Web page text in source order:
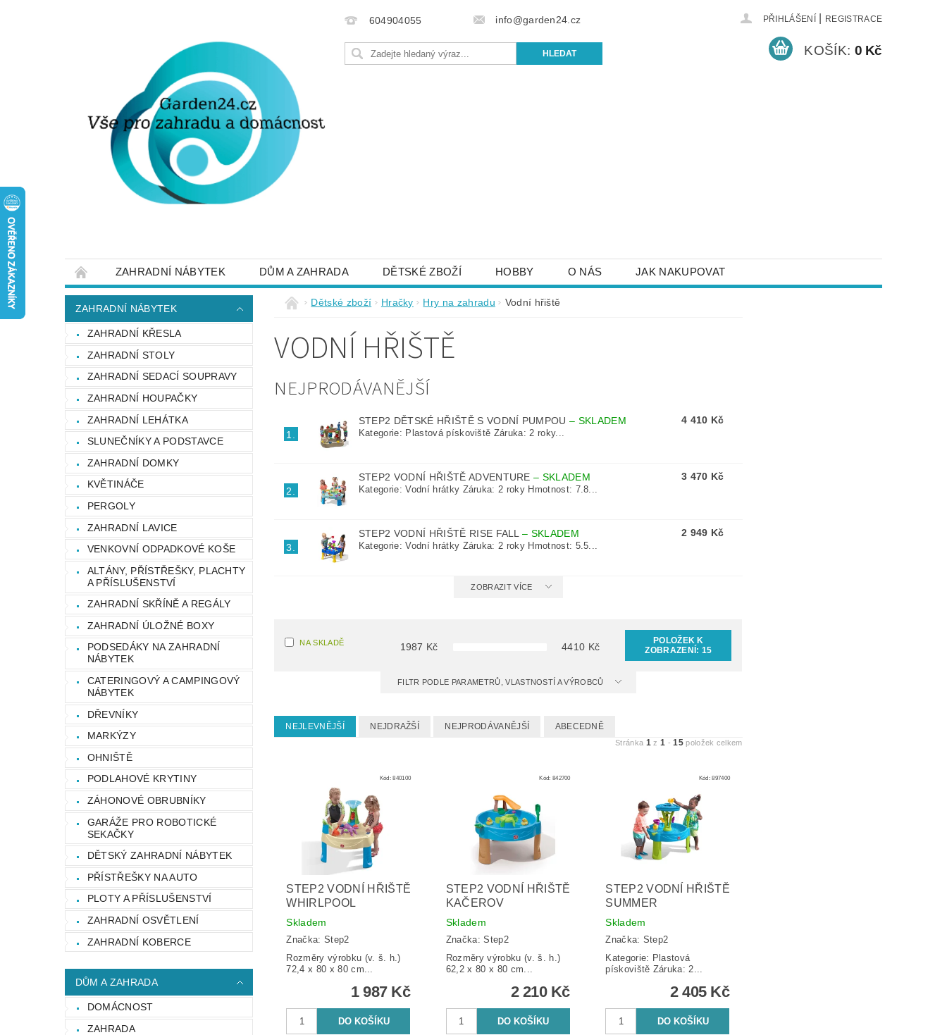
604904055 info@garden24.cz PŘIHLÁŠENÍ REGISTRACE
KOŠÍK: 0 Kč
ZAHRADNÍ NÁBYTEK DŮM A ZAHRADA DĚTSKÉ ZBOŽÍ HOBBY O NÁS JAK NAKUPOVAT
STRUČNĚ O DOPRAVĚ A PLATBĚ NAPIŠTE NÁM OBCHODNÍ PODMÍNKY KONTAKTY
OCHRANA OSOBNÍCH ÚDAJŮ
ZAHRADNÍ NÁBYTEK
ZAHRADNÍ KŘESLA
ZAHRADNÍ STOLY
ZAHRADNÍ SEDACÍ SOUPRAVY
ZAHRADNÍ HOUPAČKY
ZAHRADNÍ LEHÁTKA
SLUNEČNÍKY A PODSTAVCE
ZAHRADNÍ DOMKY
KVĚTINÁČE
PERGOLY
ZAHRADNÍ LAVICE
VENKOVNÍ ODPADKOVÉ KOŠE
ALTÁNY, PŘÍSTŘEŠKY, PLACHTY
A PŘÍSLUŠENSTVÍ
ZAHRADNÍ SKŘÍNĚ A REGÁLY
ZAHRADNÍ ÚLOŽNÉ BOXY
PODSEDÁKY NA ZAHRADNÍ
NÁBYTEK
CATERINGOVÝ A CAMPINGOVÝ
NÁBYTEK
DŘEVNÍKY
MARKÝZY
OHNIŠTĚ
PODLAHOVÉ KRYTINY
ZÁHONOVÉ OBRUBNÍKY
GARÁŽE PRO ROBOTICKÉ
SEKAČKY
DĚTSKÝ ZAHRADNÍ NÁBYTEK
PŘÍSTŘEŠKY NA AUTO
PLOTY A PŘÍSLUŠENSTVÍ
ZAHRADNÍ OSVĚTLENÍ
ZAHRADNÍ KOBERCE
DŮM A ZAHRADA
DOMÁCNOST
ZAHRADA
Dětské zboží Hračky Hry na zahradu Vodní hřiště
VODNÍ HŘIŠTĚ
NEJPRODÁVANĚJŠÍ
1.
STEP2 DĚTSKÉ HŘIŠTĚ S VODNÍ PUMPOU– SKLADEM
Kategorie: Plastová pískoviště Záruka: 2 roky...
4 410 Kč
2.
STEP2 VODNÍ HŘIŠTĚ ADVENTURE– SKLADEM
Kategorie: Vodní hrátky Záruka: 2 roky Hmotnost: 7.8...
3 470 Kč
3.
STEP2 VODNÍ HŘIŠTĚ RISE FALL– SKLADEM
Kategorie: Vodní hrátky Záruka: 2 roky Hmotnost: 5.5...
2 949 Kč
ZOBRAZIT VÍCE
NA SKLADĚ 1987 Kč 4410 Kč
POLOŽEK K
ZOBRAZENÍ: 15
FILTR PODLE PARAMETRŮ, VLASTNOSTÍ A VÝROBCŮ
NEJLEVNĚJŠÍ NEJDRAŽŠÍ NEJPRODÁVANĚJŠÍ ABECEDNĚ
Stránka 1 z1 -15položek celkem
Kód:840100
STEP2 VODNÍ HŘIŠTĚ
WHIRLPOOL
Skladem
Značka: Step2
Rozměry výrobku (v. š. h.)
72,4 x 80 x 80 cm...
1 987 Kč
Kód: 842700
STEP2 VODNÍ HŘIŠTĚ
KAČEROV
Skladem
Značka:Step2
Rozměry výrobku (v. š. h.)
62,2 x 80 x 80 cm...
2 210 Kč
Kód:897400
STEP2 VODNÍ HŘIŠTĚ
SUMMER
Skladem
Značka: Step2
Kategorie: Plastová
pískoviště Záruka: 2...
2 405 Kč